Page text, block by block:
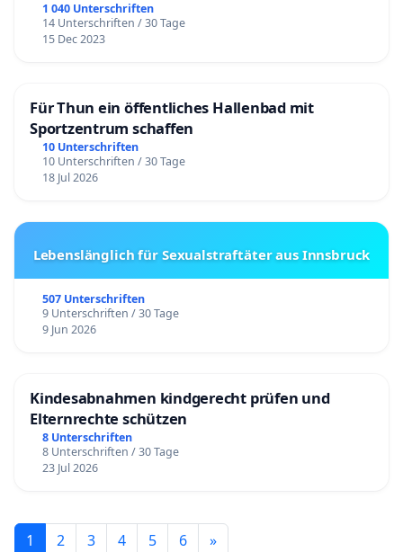
1 040 Unterschriften
14 Unterschriften / 30 Tage
15 Dec 2023
Für Thun ein öffentliches Hallenbad mit
Sportzentrum schaffen
10 Unterschriften
10 Unterschriften / 30 Tage
18 Jul 2026
Lebenslänglich für Sexualstraftäter aus Innsbruck
507 Unterschriften
9 Unterschriften / 30 Tage
9 Jun 2026
Kindesabnahmen kindgerecht prüfen und
Elternrechte schützen
8 Unterschriften
8 Unterschriften / 30 Tage
23 Jul 2026
1 2 3 4 5 6 »